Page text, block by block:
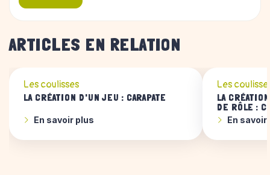
ARTICLES EN RELATION
Les coulisses
LA CRÉATION D'UN JEU : CARAPATE
En savoir plus
Les
LA
DE RÔLE :
En savoir